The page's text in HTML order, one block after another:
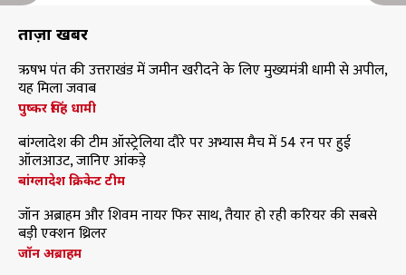
ताज़ा खबरें
ऋषभ पंत की उत्तराखंड में जमीन खरीदने के लिए मुख्यमंत्री धामी से अपील,
यह मिला जवाब
पुष्कर सिंह धामी
बांग्लादेश की टीम ऑस्ट्रेलिया दौरे पर अभ्यास मैच में 54 रन पर हुई
ऑलआउट, जानिए आंकड़े
बांग्लादेश क्रिकेट टीम
जॉन अब्राहम और शिवम नायर फिर साथ, तैयार हो रही करियर की सबसे
बड़ी एक्शन थ्रिलर
जॉन अब्राहम